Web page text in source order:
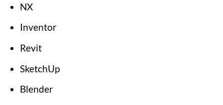
NX
Inventor
Revit
SketchUp
Blender